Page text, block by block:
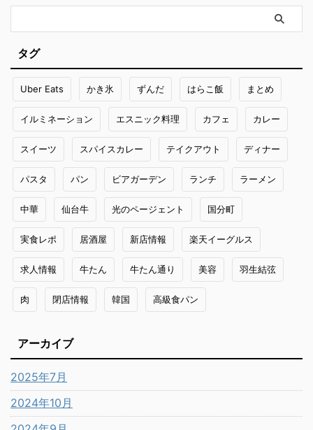
タグ
Uber Eats かき氷 ずんだ はらこ飯 まとめ
イルミネーション エスニック料理 カフェ カレー
スイーツ スパイスカレー テイクアウト ディナー
パスタ パン ビアガーデン ランチ ラーメン
中華 仙台牛 光のページェント 国分町
実食レポ 居酒屋 新店情報 楽天イーグルス
求人情報 牛たん 牛たん通り 美容 羽生結弦
肉 閉店情報 韓国 高級食パン
アーカイブ
2025年7月
2024年10月